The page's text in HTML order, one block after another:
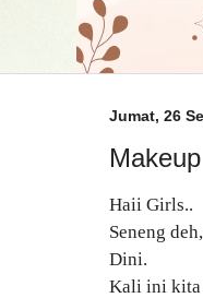
Jumat, 26
Haii Girls..
Seneng
Dini.
Kali ini kita